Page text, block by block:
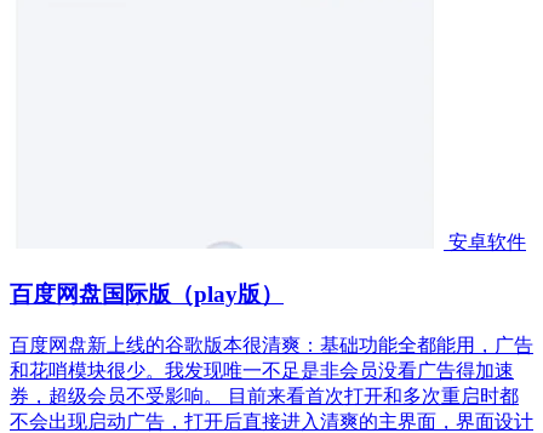
安卓软件
百度网盘国际版（play版）
百度网盘新上线的谷歌版本很清爽：基础功能全都能用，广告
和花哨模块很少。我发现唯一不足是非会员没看广告得加速
券，超级会员不受影响。 目前来看首次打开和多次重启时都
不会出现启动广告，打开后直接进入清爽的主界面，界面设计